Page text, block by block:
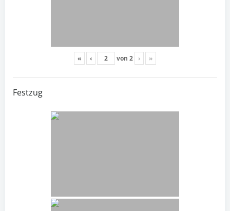
« ‹ von 2 › »
Festzug